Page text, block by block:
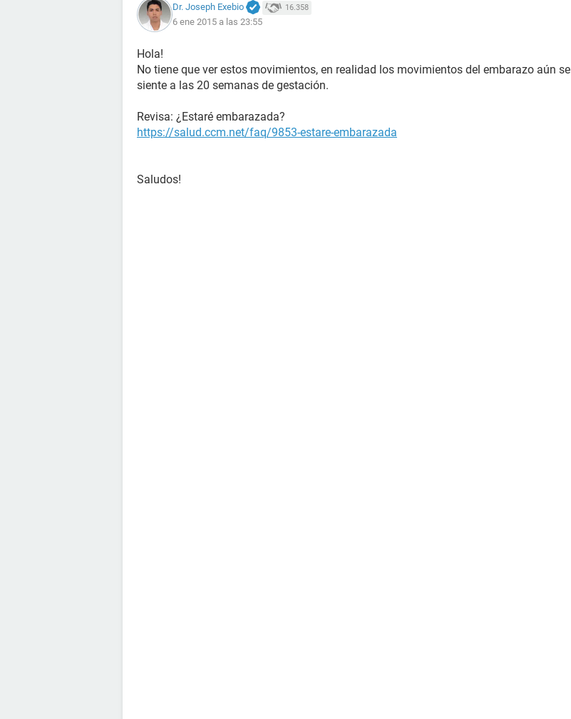
Dr. Joseph Exebio 16.358
6 ene 2015 a las 23:55
Hola!
No tiene que ver estos movimientos, en realidad los movimientos del embarazo aún se
siente a las 20 semanas de gestación.
Revisa: ¿Estaré embarazada?
https://salud.ccm.net/faq/9853-estare-embarazada
Saludos!